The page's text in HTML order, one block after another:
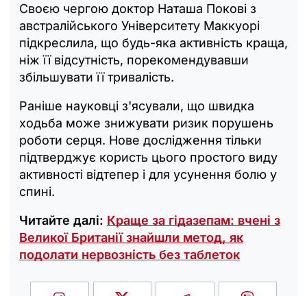
Своєю чергою доктор Наташа Покові з
австралійського Університету Маккуорі
підкреслила, що будь-яка активність краща,
ніж її відсутність, порекомендувавши
збільшувати її тривалість.
Раніше науковці з'ясували, що швидка
ходьба може знижувати ризик порушень
роботи серця. Нове дослідження тільки
підтверджує користь цього простого виду
активності відтепер і для усунення болю у
спині.
Читайте далі: Краще за гідазепам: вчені з
Великої Британії знайшли метод, як
подолати нервозність без таблеток